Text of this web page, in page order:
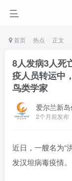
首页 热点 正文
8人发病3人死
疫人员转运中
鸟类学家
爱尔兰新
2个月前发布
近日，一艘名为“
发汉坦病毒疫情。